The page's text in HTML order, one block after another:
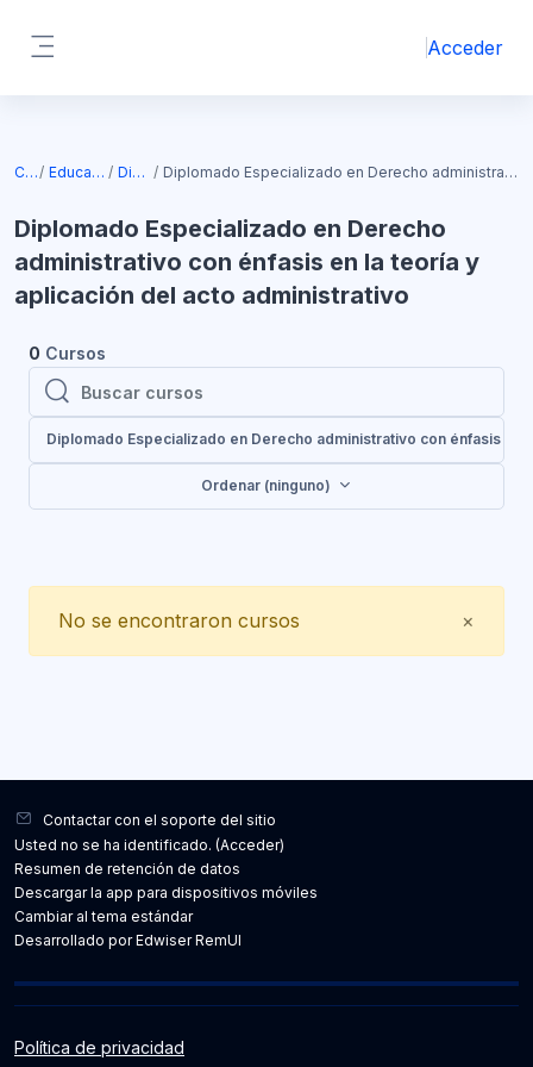
Acceder
Cursos Educación continua Diplomados Diplomado Especializado en Derecho administrativo con énfasis en la teoría y aplicación del acto administrativo
Diplomado Especializado en Derecho
administrativo con énfasis en la teoría y
aplicación del acto administrativo
0 Cursos
Buscar cursos
Buscar cursos
Diplomado Especializado en Derecho administrativo con énfasis en
Ordenar (ninguno)
×
No se encontraron cursos
Contactar con el soporte del sitio
Usted no se ha identificado. (Acceder)
Resumen de retención de datos
Descargar la app para dispositivos móviles
Cambiar al tema estándar
Desarrollado por Edwiser RemUI
Política de privacidad